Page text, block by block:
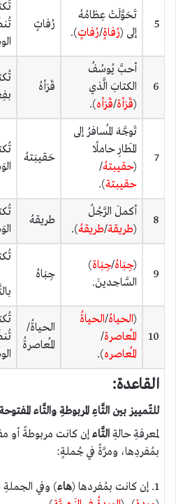
5
تَحَوَّلَتْ عِظامُهُ
إلى (رُفاةٍ/رُفاتٍ).
رُفاتٍ
6
أحبَّ يُوسُفُ
الكتابَ الَّذي
(قَرَأة/قَرَأه).
قَرَأهُ
7
تَوجَّهَ المُسافرُ إلى
المَطارِ حاملًا
(حقيبتهُ/
حقيبتة).
حَقيبَتهُ
8
أكملَ الرَّجُلُ
(طريقة/طريقهُ).
طريقهُ
9
(جِبَاهُ/جِبَاة)
السَّاجدينَ.
جِبَاهُ
10
(الحياهُ/الحياةُ
المُعاصرة/
المُعاصره).
الحياةُ/
المُعاصرةُ
القاعدة:
للتّمييز بين التَّاءِ المربوطةِ والتَّاء
لمعرفةِ حالةِ التَّاءإن كانت مربوطةً أو
بمُفردِها، ومرَّةً في جُملةٍ:
1. إن كانت بمُفردها ( هاء) وفي الجملةِ